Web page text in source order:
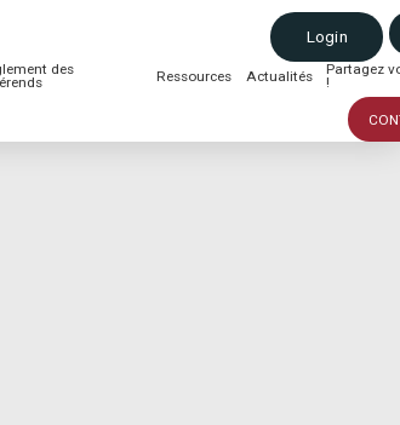
Login
des Ressources Actualités Partagez
!